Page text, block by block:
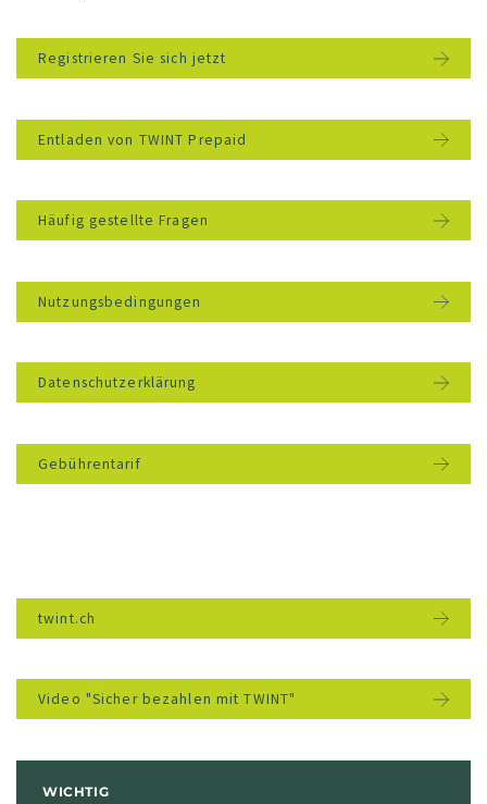
Registrieren Sie sich jetzt
Entladen von TWINT Prepaid
Häufig gestellte Fragen
Nutzungsbedingungen
Datenschutzerklärung
Gebührentarif
twint.ch
Video "Sicher bezahlen mit TWINT"
WICHTIG